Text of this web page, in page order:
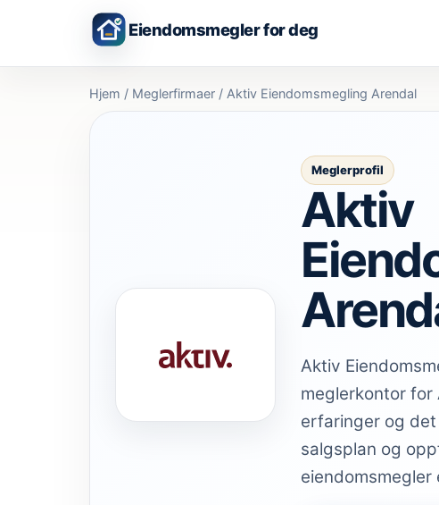
Eiendomsmegler for deg
Hjem / Meglerfirmaer / Aktiv Eiendomsmegling Arendal
Meglerprofil
Aktiv
Aktiv
meglerkontor for
erfaringer og
salgsplan og